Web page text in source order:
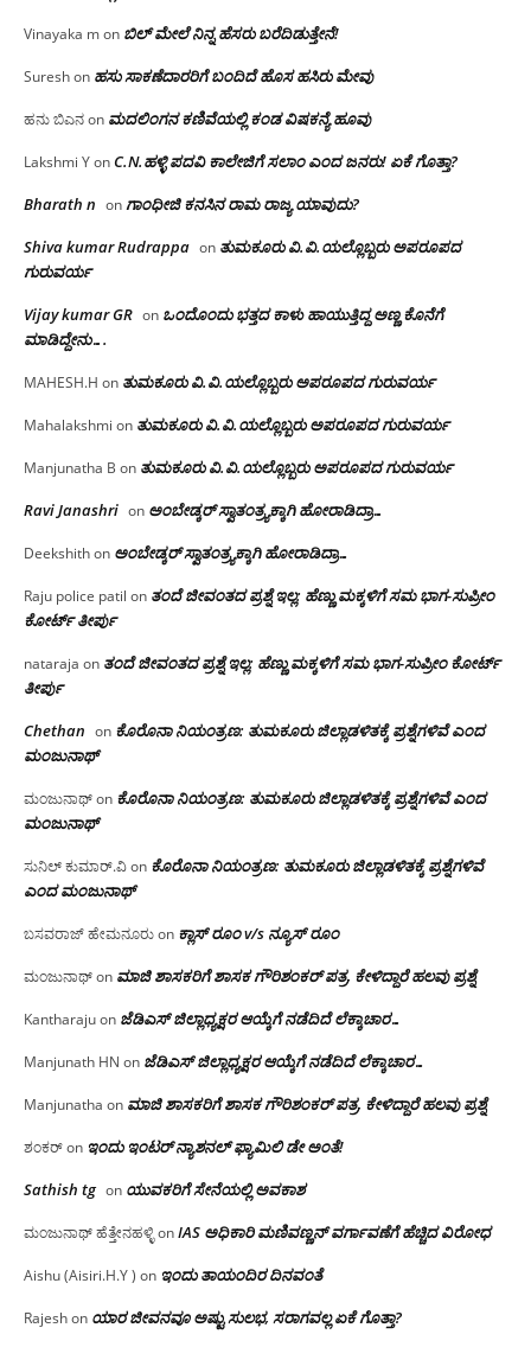
Vinayaka mon ಬಿಲ್ ಮೇಲೆ ನಿನ್ನ ಹೆಸರು ಬರೆದಿಡುತ್ತೇನೆ!
Sureshon ಹಸು ಸಾಕಣೆದಾರರಿಗೆ ಬಂದಿದೆ ಹೊಸ ಹಸಿರು ಮೇವು
ಹನು ಬಿಎನon ಮದಲಿಂಗನ ಕಣಿವೆಯಲ್ಲಿ ಕಂಡ ವಿಷಕನ್ಯೆ ಹೂವು
Lakshmi YonC.N.ಹಳ್ಳಿ ಪದವಿ ಕಾಲೇಜಿಗೆ ಸಲಾಂ‌ ಎಂದ ಜನರು! ಏಕೆ ಗೊತ್ತಾ?
Bharath n onಗಾಂಧೀಜಿ ಕನಸಿನ ರಾಮ ರಾಜ್ಯ ಯಾವುದು?
Shiva kumar Rudrappa on ತುಮಕೂರು‌ ವಿ.ವಿ.ಯಲ್ಲೊಬ್ಬರು ಅಪರೂಪದ
ಗುರುವರ್ಯ
Vijay kumar GR on ಒಂದೊಂದು ಭತ್ತದ ಕಾಳು ಹಾಯುತ್ತಿದ್ದ ಅಣ್ಣ ಕೊನೆಗೆ
ಮಾಡಿದ್ದೇನು….
MAHESH.H on ತುಮಕೂರು‌ ವಿ.ವಿ.ಯಲ್ಲೊಬ್ಬರು ಅಪರೂಪದ ಗುರುವರ್ಯ
Mahalakshmi on ತುಮಕೂರು‌ ವಿ.ವಿ.ಯಲ್ಲೊಬ್ಬರು ಅಪರೂಪದ ಗುರುವರ್ಯ
Manjunatha B on ತುಮಕೂರು‌ ವಿ.ವಿ.ಯಲ್ಲೊಬ್ಬರು ಅಪರೂಪದ ಗುರುವರ್ಯ
Ravi Janashri on ಅಂಬೇಡ್ಕರ್ ಸ್ವಾತಂತ್ರ್ಯಕ್ಕಾಗಿ ಹೋರಾಡಿದ್ರಾ…
Deekshithon ಅಂಬೇಡ್ಕರ್ ಸ್ವಾತಂತ್ರ್ಯಕ್ಕಾಗಿ ಹೋರಾಡಿದ್ರಾ…
Raju police patil on ತಂದೆ ಜೀವಂತದ ಪ್ರಶ್ನೆ ಇಲ್ಲ: ಹೆಣ್ಣು ಮಕ್ಕಳಿಗೆ ಸಮ ಭಾಗ-ಸುಪ್ರೀಂ
ಕೋರ್ಟ್ ತೀರ್ಪು
nataraja on ತಂದೆ ಜೀವಂತದ ಪ್ರಶ್ನೆ ಇಲ್ಲ: ಹೆಣ್ಣು ಮಕ್ಕಳಿಗೆ ಸಮ ಭಾಗ-ಸುಪ್ರೀಂ ಕೋರ್ಟ್
ತೀರ್ಪು
Chethan on ಕೊರೊನಾ ನಿಯಂತ್ರಣ: ತುಮಕೂರು ಜಿಲ್ಲಾಡಳಿತಕ್ಕೆ ಪ್ರಶ್ನೆಗಳಿವೆ ಎಂದ
ಮಂಜು‌ನಾಥ್
ಮಂಜುನಾಥ್on ಕೊರೊನಾ ನಿಯಂತ್ರಣ: ತುಮಕೂರು ಜಿಲ್ಲಾಡಳಿತಕ್ಕೆ ಪ್ರಶ್ನೆಗಳಿವೆ ಎಂದ
ಮಂಜು‌ನಾಥ್
ಸುನಿಲ್ ಕುಮಾರ್.ವಿon ಕೊರೊನಾ ನಿಯಂತ್ರಣ: ತುಮಕೂರು ಜಿಲ್ಲಾಡಳಿತಕ್ಕೆ ಪ್ರಶ್ನೆಗಳಿವೆ
ಎಂದ ಮಂಜು‌ನಾಥ್
ಬಸವರಾಜ್ ಹೇಮನೂರುon ಕ್ಲಾಸ್ ರೂಂ v/s ನ್ಯೂಸ್ ರೂಂ
ಮಂಜುನಾಥ್on ಮಾಜಿ ಶಾಸಕರಿಗೆ ಶಾಸಕ ಗೌರಿಶಂಕರ್ ಪತ್ರ, ಕೇಳಿದ್ದಾರೆ ಹಲವು ಪ್ರಶ್ನೆ
Kantharajuon ಜೆಡಿಎಸ್ ಜಿಲ್ಲಾಧ್ಯಕ್ಷರ ಆಯ್ಕೆಗೆ ನಡೆದಿದೆ ಲೆಕ್ಕಾಚಾರ…
Manjunath HN on ಜೆಡಿಎಸ್ ಜಿಲ್ಲಾಧ್ಯಕ್ಷರ ಆಯ್ಕೆಗೆ ನಡೆದಿದೆ ಲೆಕ್ಕಾಚಾರ…
Manjunatha on ಮಾಜಿ ಶಾಸಕರಿಗೆ ಶಾಸಕ ಗೌರಿಶಂಕರ್ ಪತ್ರ, ಕೇಳಿದ್ದಾರೆ ಹಲವು ಪ್ರಶ್ನೆ
ಶಂಕರ್on ಇಂದು ಇಂಟರ್ ನ್ಯಾಶನಲ್ ಫ್ಯಾಮಿಲಿ ಡೇ ಅಂತೆ!
Sathish tg on ಯುವಕರಿಗೆ ಸೇನೆಯಲ್ಲಿ ಅವಕಾಶ
ಮಂಜುನಾಥ್ ಹೆತ್ತೇನಹಳ್ಳಿonIAS ಅಧಿಕಾರಿ ಮಣಿವಣ್ಣನ್ ವರ್ಗಾವಣೆಗೆ ಹೆಚ್ಚಿದ‌ ವಿರೋಧ
Aishu (Aisiri.H.Y ) on ಇಂದು ತಾಯಂದಿರ ದಿನವಂತೆ
Rajeshon ಯಾರ ಜೀವನವೂ ಅಷ್ಟು ಸುಲಭ, ಸರಾಗವಲ್ಲ ಏಕೆ ಗೊತ್ತಾ?